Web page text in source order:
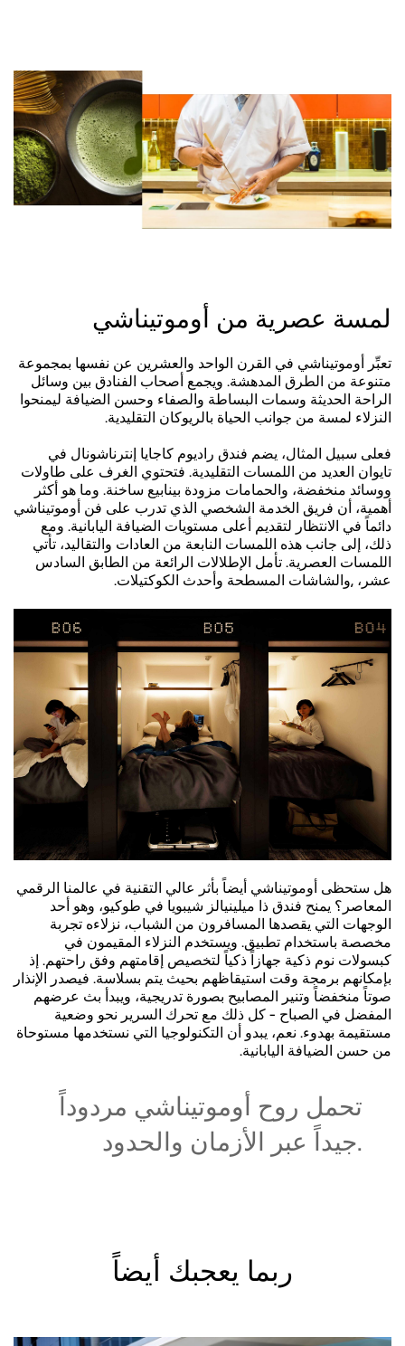
لمسة عصرية من أوموتيناشي
تعبِّر أوموتيناشي في القرن الواحد والعشرين عن نفسها بمجموعة
متنوعة من الطرق المدهشة. ويجمع أصحاب الفنادق بين وسائل
الراحة الحديثة وسمات البساطة والصفاء وحسن الضيافة ليمنحوا
النزلاء لمسة من جوانب الحياة بالريوكان التقليدية.
فعلى سبيل المثال، يضم فندق راديوم كاجايا إنترناشونال في
تايوان العديد من اللمسات التقليدية. فتحتوي الغرف على طاولات
ووسائد منخفضة، والحمامات مزودة بينابيع ساخنة. وما هو أكثر
أهمية، أن فريق الخدمة الشخصي الذي تدرب على فن أوموتيناشي
دائماً في الانتظار لتقديم أعلى مستويات الضيافة اليابانية. ومع
ذلك، إلى جانب هذه اللمسات النابعة من العادات والتقاليد، تأتي
اللمسات العصرية. تأمل الإطلالات الرائعة من الطابق السادس
عشر، ,والشاشات المسطحة وأحدث الكوكتيلات.
هل ستحظى أوموتيناشي أيضاً بأثر عالي التقنية في عالمنا الرقمي
المعاصر؟ يمنح فندق ذا ميلينيالز شيبويا في طوكيو، وهو أحد
الوجهات التي يقصدها المسافرون من الشباب، نزلاءه تجربة
مخصصة باستخدام تطبيق. ويستخدم النزلاء المقيمون في
كبسولات نوم ذكية جهازاً ذكياً لتخصيص إقامتهم وفق راحتهم. إذ
بإمكانهم برمجة وقت استيقاظهم بحيث يتم بسلاسة. فيصدر الإنذار
صوتاً منخفضاً وتنير المصابيح بصورة تدريجية، ويبدأ بث عرضهم
المفضل في الصباح - كل ذلك مع تحرك السرير نحو وضعية
مستقيمة بهدوء. نعم، يبدو أن التكنولوجيا التي نستخدمها مستوحاة
من حسن الضيافة اليابانية.
تحمل روح أوموتيناشي مردوداً
جيداً عبر الأزمان والحدود.
ربما يعجبك أيضاً